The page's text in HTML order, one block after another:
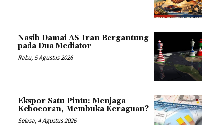
Nasib Damai AS-Iran Bergantung
pada Dua Mediator
Rabu, 5 Agustus 2026
Ekspor Satu Pintu: Menjaga
Kebocoran, Membuka Keraguan?
Selasa, 4 Agustus 2026